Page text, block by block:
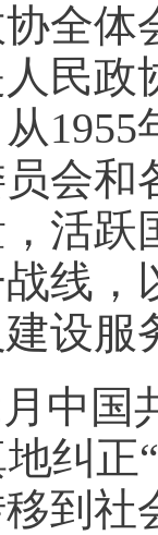
全体
民政
1955
会
活跃
线，
设服
月中
纠正
到社